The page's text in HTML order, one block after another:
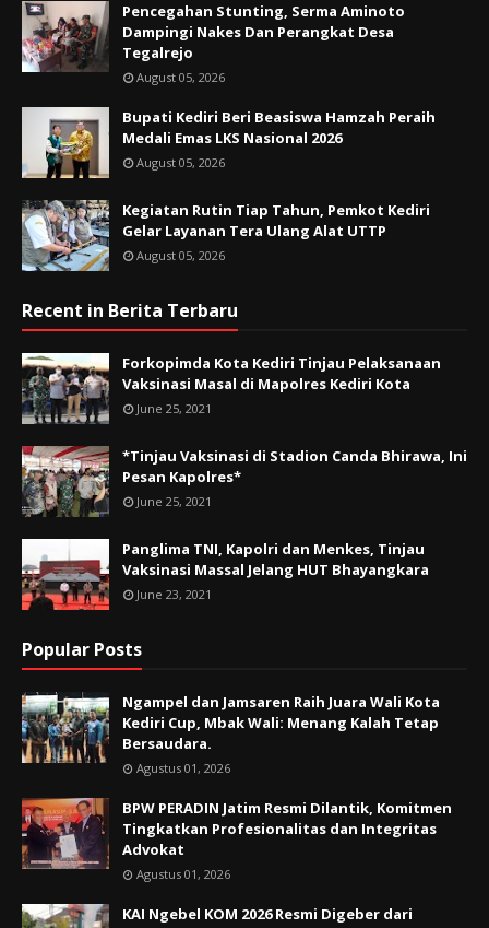
Pencegahan Stunting, Serma Aminoto
Dampingi Nakes Dan Perangkat Desa
Tegalrejo
August 05, 2026
Bupati Kediri Beri Beasiswa Hamzah Peraih
Medali Emas LKS Nasional 2026
August 05, 2026
Kegiatan Rutin Tiap Tahun, Pemkot Kediri
Gelar Layanan Tera Ulang Alat UTTP
August 05, 2026
Recent in Berita Terbaru
Forkopimda Kota Kediri Tinjau Pelaksanaan
Vaksinasi Masal di Mapolres Kediri Kota
June 25, 2021
*Tinjau Vaksinasi di Stadion Canda Bhirawa, Ini
Pesan Kapolres*
June 25, 2021
Panglima TNI, Kapolri dan Menkes, Tinjau
Vaksinasi Massal Jelang HUT Bhayangkara
June 23, 2021
Popular Posts
Ngampel dan Jamsaren Raih Juara Wali Kota
Kediri Cup, Mbak Wali: Menang Kalah Tetap
Bersaudara.
Agustus 01, 2026
BPW PERADIN Jatim Resmi Dilantik, Komitmen
Tingkatkan Profesionalitas dan Integritas
Advokat
Agustus 01, 2026
KAI Ngebel KOM 2026 Resmi Digeber dari